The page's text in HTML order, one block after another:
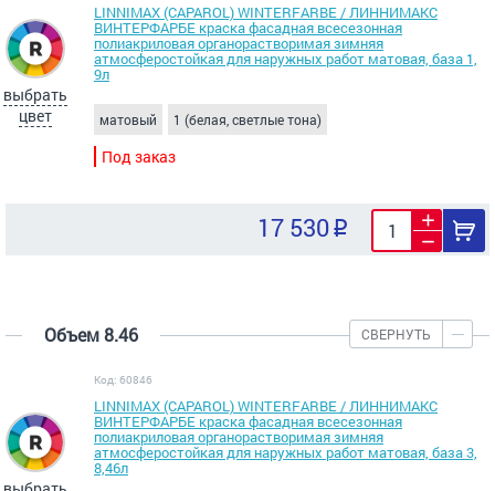
выбрать
цвет
LINNIMAX (CAPAROL) WINTERFARBE / ЛИННИМАКС
ВИНТЕРФАРБЕ краска фасадная всесезонная
полиакриловая органорастворимая зимняя
атмосферостойкая для наружных работ матовая, база 1,
9л
матовый 1 (белая, светлые тона)
Под заказ
17 530
Объем 8.46 СВЕРНУТЬ
Код: 60846
LINNIMAX (CAPAROL) WINTERFARBE / ЛИННИМАКС
ВИНТЕРФАРБЕ краска фасадная всесезонная
полиакриловая органорастворимая зимняя
атмосферостойкая для наружных работ матовая, база 3,
8,46л